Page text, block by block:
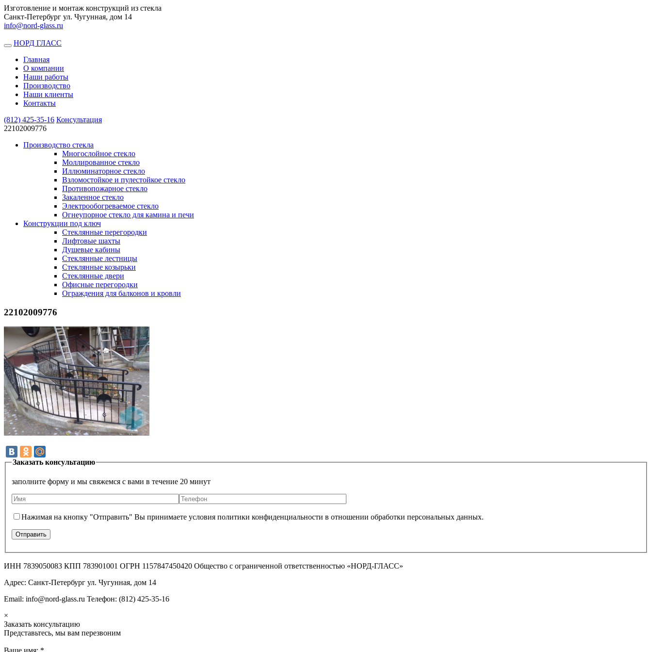
Изготовление и монтаж конструкций из стекла
Санкт-Петербург ул. Чугунная, дом 14
info@nord-glass.ru
Toggle
navigation
НОРД ГЛАСС
Главная
О компании
Наши работы
Производство
Наши клиенты
Контакты
(812) 425-35-16 Консультация
22102009776
Производство стекла
Многослойное стекло
Моллированное стекло
Иллюминаторное стекло
Взломостойкое и пулестойкое стекло
Противопожарное стекло
Закаленное стекло
Электрообогреваемое стекло
Огнеупорное стекло для камина и печи
Конструкции под ключ
Стеклянные перегородки
Лифтовые шахты
Душевые кабины
Cтеклянные лестницы
Cтеклянные козырьки
Cтеклянные двери
Офисные перегородки
Ограждения для балконов и кровли
22102009776
Заказать консультацию
заполните форму и мы свяжемся с вами в течение 20 минут
Нажимая на кнопку "Отправить" Вы принимаете условия политики конфиденциальности в отношении обработки персональных данных.
ИНН 7839050083 КПП 783901001 ОГРН 1157847450420 Общество с ограниченной ответственностью «НОРД-ГЛАСС»
Адрес: Санкт-Петербург ул. Чугунная, дом 14
Email: info@nord-glass.ru Телефон: (812) 425-35-16
×
Заказать консультацию
Представьтесь, мы вам перезвоним
Ваше имя: *